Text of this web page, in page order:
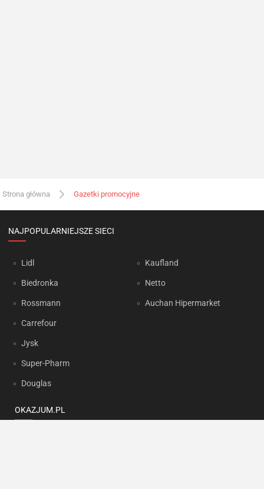
Strona główna Gazetki promocyjne
NAJPOPULARNIEJSZE SIECI
Lidl
Biedronka
Rossmann
Carrefour
Jysk
Super-Pharm
Douglas
Kaufland
Netto
Auchan Hipermarket
OKAZJUM.PL